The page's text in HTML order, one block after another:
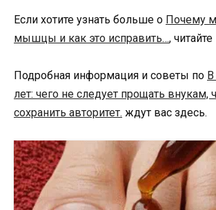
Если хотите узнать больше о Почему
мышцы и как это исправить…,
Подробная информация и советы по В
лет: чего не следует прощать внукам,
сохранить авторитет. ждут вас здесь.